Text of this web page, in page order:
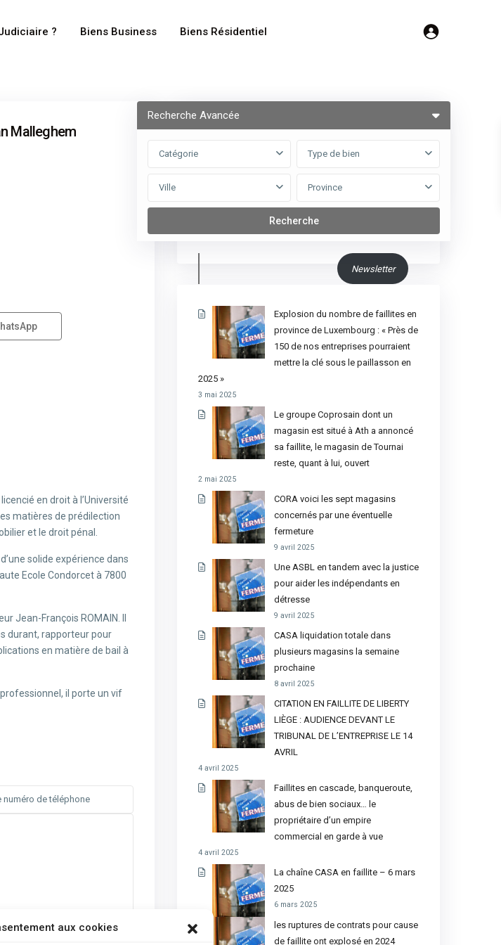
aux cookies
? Biens Business Biens Résidentiel
Recherche Avancée
Catégorie Type de bien
Ville Province
Malleghem
en droit à l’Université
matières de prédilection
et le droit pénal.
solide expérience dans
Ecole Condorcet à 7800
Jean-François ROMAIN. Il
durant, rapporteur pour
en matière de bail à
professionnel, il porte un vif
Nous suivre
Newsletter
Explosion du nombre de faillites en
province de Luxembourg : « Près de
150 de nos entreprises pourraient
mettre la clé sous le paillasson en
2025 »
3 mai 2025
Le groupe Coprosain dont un
magasin est situé à Ath a annoncé
sa faillite, le magasin de Tournai
reste, quant à lui, ouvert
2 mai 2025
CORA voici les sept magasins
concernés par une éventuelle
fermeture
9 avril 2025
Une ASBL en tandem avec la justice
pour aider les indépendants en
détresse
9 avril 2025
CASA liquidation totale dans
plusieurs magasins la semaine
prochaine
8 avril 2025
CITATION EN FAILLITE DE LIBERTY
LIÈGE : AUDIENCE DEVANT LE
TRIBUNAL DE L’ENTREPRISE LE 14
AVRIL
4 avril 2025
Faillites en cascade, banqueroute,
abus de bien sociaux… le
propriétaire d’un empire
commercial en garde à vue
4 avril 2025
La chaîne CASA en faillite – 6 mars
2025
6 mars 2025
les ruptures de contrats pour cause
de faillite ont explosé en 2024